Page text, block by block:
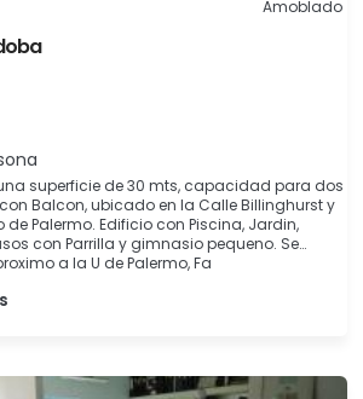
Amoblado
superficie de 30 mts, capacidad para dos
Balcon, ubicado en la Calle Billinghurst y
de Palermo. Edificio con Piscina, Jardin,
con Parrilla y gimnasio pequeno. Se
a la U de Palermo, Fa